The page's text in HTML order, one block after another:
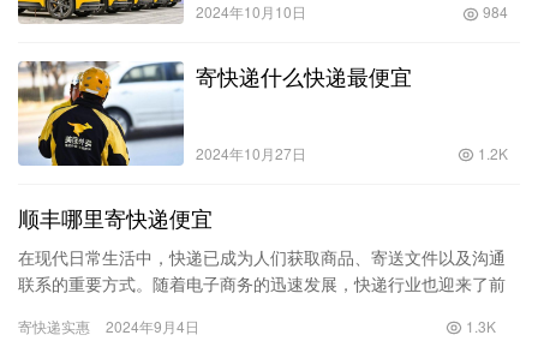
2024年10月10日 984
寄快递什么快递最便宜
2024年10月27日 1.2K
顺丰哪里寄快递便宜
在现代日常生活中，快递已成为人们获取商品、寄送文件以及沟通
联系的重要方式。随着电子商务的迅速发展，快递行业也迎来了前
全的服…
寄快递实惠 2024年9月4日 1.3K